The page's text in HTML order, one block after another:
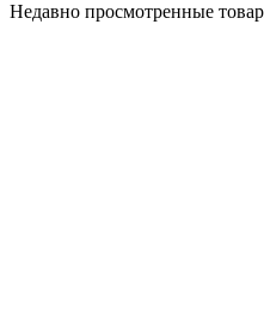
Недавно просмотренные